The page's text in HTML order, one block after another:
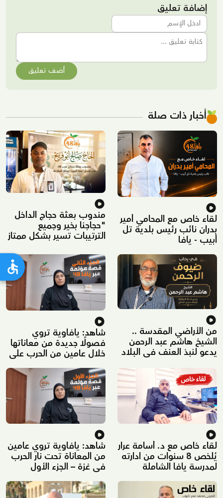
إضافة تعليق
أضف تعليق
أخبار ذات صلة
لقاء خاص مع المحامي أمير
بدران نائب رئيس بلدية تل
أبيب - يافا
مندوب بعثة حجاج الداخل
"حجاجنا بخير وجميع
الترتيبات تسير بشكل ممتاز
من الأراضي المقدسة ..
الشيخ هاشم عبد الرحمن
يدعو لنبذ العنف في البلاد
شاهد: يافاوية تروي
فصولًا جديدة من معاناتها
خلال عامين من الحرب على
لقاء خاص مع د. أسامة عرار
يُلخص 8 سنوات من ادارته
لمدرسة يافا الشاملة
شاهد: يافاوية تروي عامين
من المعاناة تحت نار الحرب
في غزة – الجزء الأول